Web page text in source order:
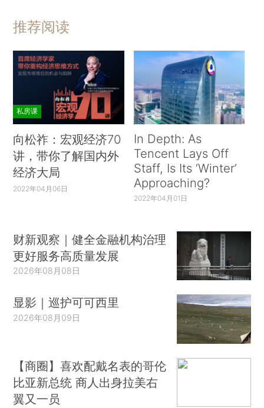
推荐阅读
私房课
向松祚：宏观经济70
讲，带你了解国内外
经济大局
2022年04月06日
In Depth: As
Tencent Lays Off
Staff, Is Its ‘Winter’
Approaching?
2022年04月01日
财新观察｜健全金融机构治理
更好服务高质量发展
2026年08月08日
显影｜巡护可可西里
2026年08月09日
【商圈】喜欢配戴名表的哥伦
比亚新总统 商人出身拉美右
翼又一员